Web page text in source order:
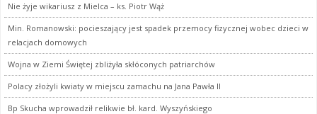
Nie żyje wikariusz z Mielca – ks. Piotr Wąż
Min. Romanowski: pocieszający jest spadek przemocy fizycznej wobec dzieci w
relacjach domowych
Wojna w Ziemi Świętej zbliżyła skłóconych patriarchów
Polacy złożyli kwiaty w miejscu zamachu na Jana Pawła II
Bp Skucha wprowadził relikwie bł. kard. Wyszyńskiego